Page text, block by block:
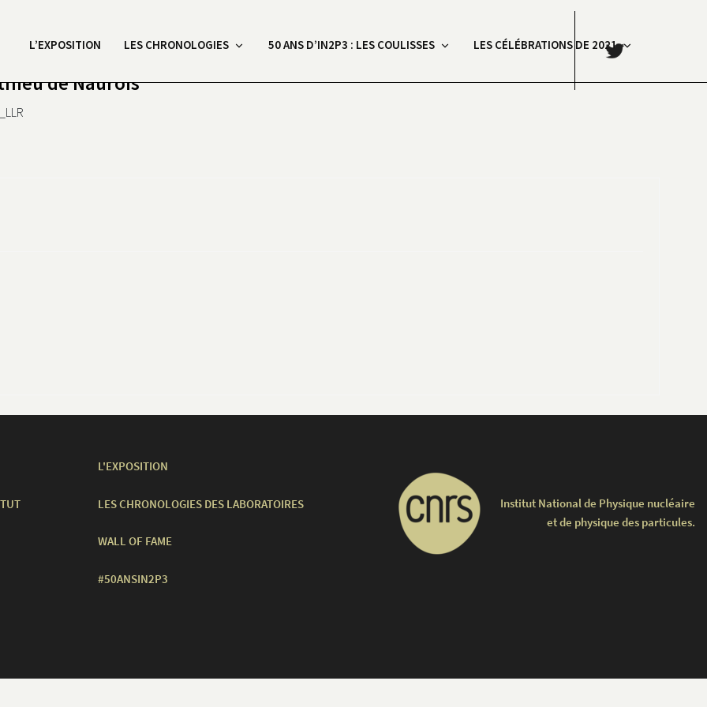
L’EXPOSITION LES CHRONOLOGIES 50 ANS D’IN2P3 : LES COULISSES LES CÉLÉBRATIONS DE 2021
.
de Naurois
L'EXPOSITION
LES CHRONOLOGIES DES LABORATOIRES
WALL OF FAME
#50ANSIN2P3
Institut National de Physique nucléaire
et de physique des particules.